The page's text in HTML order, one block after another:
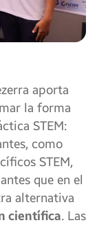
aporta
la forma
STEM:
como
STEM,
que en el
alternativa
científica. Las